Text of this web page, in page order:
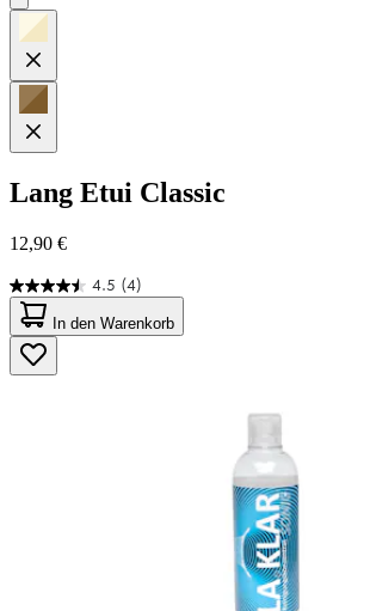
Lang Etui Classic
12,90 €
4.5 (4)
4.5
von
5
Sternen.
4
In den Warenkorb